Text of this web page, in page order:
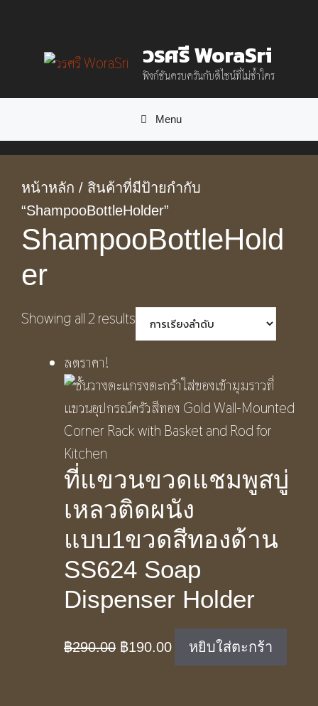
content
วรศรี WoraSri
ฟังก์ชันครบครันกับดีไซน์ที่ไม่ซ้ำใคร
Menu
หน้าหลัก / สินค้าที่มีป้ายกำกับ
“ShampooBottleHolder”
ShampooBottleHold
er
Showing all 2 results
ลดราคา!
ที่แขวนขวดแชมพูสบู่
เหลวติดผนัง
แบบ1ขวดสีทองด้าน
SS624 Soap
Dispenser Holder
฿290.00 Original
฿190.00 Current
price
หยิบใส่ตะกร้า